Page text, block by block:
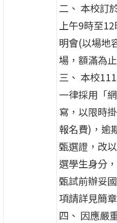
二、 本校訂
上午9時至
明會(以場地
場，額滿為
三、 本校
一律採用「
寫，以限時
報名費)，逾
甄選證，改
選學生身分
甄試前辦妥
項請詳見簡
四、 因應嚴